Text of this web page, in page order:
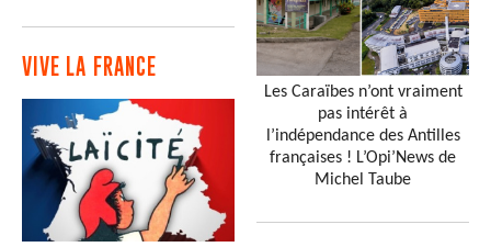
VIVE LA FRANCE
Les Caraïbes n’ont vraiment
pas intérêt à
l’indépendance des Antilles
françaises ! L’Opi’News de
Michel Taube